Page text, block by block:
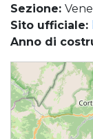
Sezione:
Sito ufficiale:
Anno di